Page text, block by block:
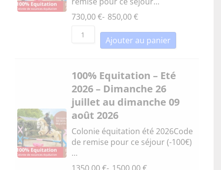
730,00€- 850,00€
Ajouter au panier
100% Equitation – Eté
2026 – Dimanche 26
juillet au dimanche 09
août 2026
Colonie équitation été 2026Code
de remise pour ce séjour (-100€)
…